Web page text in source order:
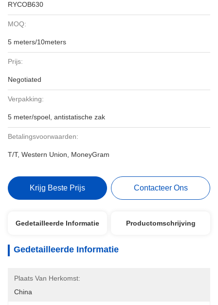
RYCOB630
MOQ:
5 meters/10meters
Prijs:
Negotiated
Verpakking:
5 meter/spoel, antistatische zak
Betalingsvoorwaarden:
T/T, Western Union, MoneyGram
Krijg Beste Prijs Contacteer Ons
Gedetailleerde Informatie Productomschrijving
Gedetailleerde Informatie
Plaats Van Herkomst:
China